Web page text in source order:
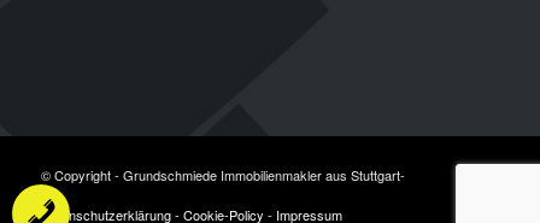
© Copyright - Grundschmiede Immobilienmakler aus Stuttgart-
Datenschutzerklärung- Cookie-Policy - Impressum